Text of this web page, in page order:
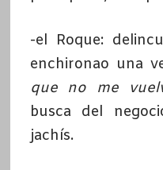
-el Roque:
enchironao una
que no me
busca del
jachís.